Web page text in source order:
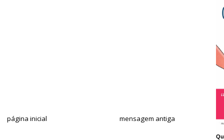
mensagem antiga
página inicial